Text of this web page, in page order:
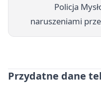
Policja
naruszeniami
Przydatne dane